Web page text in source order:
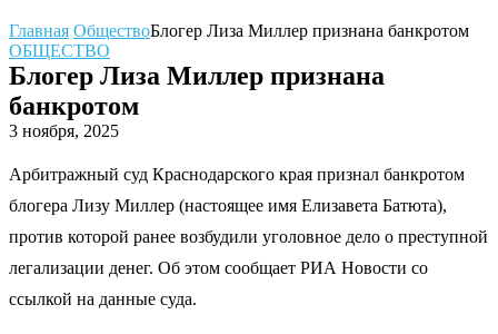
Главная ОбществоБлогер Лиза Миллер признана банкротом
ОБЩЕСТВО
Блогер Лиза Миллер признана
банкротом
3 ноября, 2025
Арбитражный суд Краснодарского края признал банкротом
блогера Лизу Миллер (настоящее имя Елизавета Батюта),
против которой ранее возбудили уголовное дело о преступной
легализации денег. Об этом сообщает РИА Новости со
ссылкой на данные суда.